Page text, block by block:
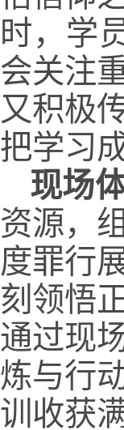
时，学
会关注
又积极
把学习
现场
资源，
度罪行
刻领悟
通过现
炼与行
训收获